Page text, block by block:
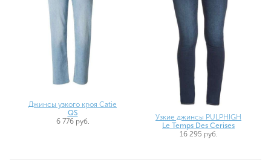
Джинсы узкого кроя Catie
QS
6 776 руб.
Узкие джинсы PULPHIGH
Le Temps Des Cerises
16 295 руб.